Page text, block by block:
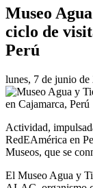
Museo
ciclo de
Perú
lunes, 7 de junio de
Actividad,
RedEAmérica en
Museos, que se
El Museo Agua y